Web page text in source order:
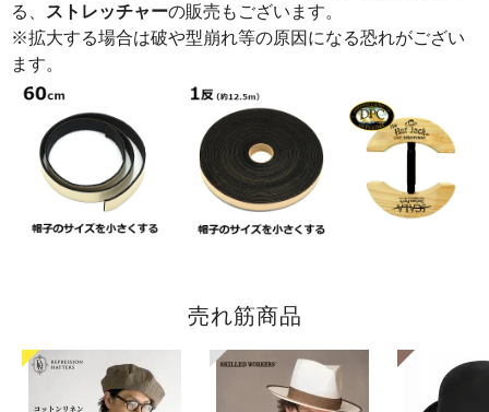
る、
ストレッチャーの販売もございます。
※拡大する場合は破や型崩れ等の原因になる恐れがござい
ます。
売れ筋商品